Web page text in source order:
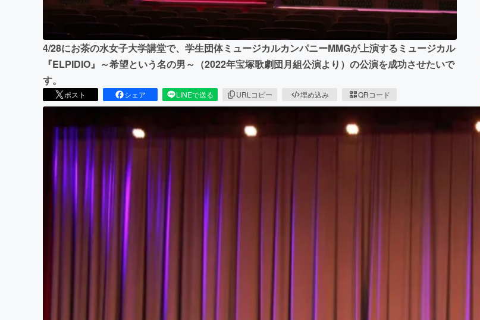
4/28にお茶の水女子大学講堂で、学生団体ミュージカルカンパニーMMGが上演するミュージカル
『ELPIDIO』～希望という名の男～（2022年宝塚歌劇団月組公演より）の公演を成功させたいで
す。
ポスト シェア LINEで送る URLコピー 埋め込み QRコード